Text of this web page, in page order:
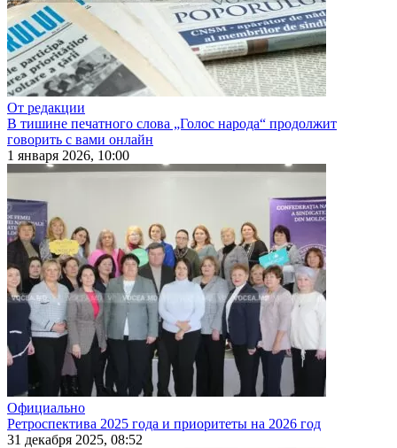
От редакции
В тишине печатного слова „Голос народа“ продолжит
говорить с вами онлайн
1 января 2026, 10:00
Официально
Ретроспектива 2025 года и приоритеты на 2026 год
31 декабря 2025, 08:52